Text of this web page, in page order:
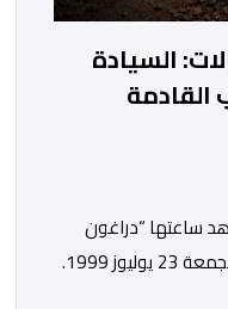
السيادة
القادمة
ساعتها “دراغون
بول” أم “داي الشجاع” مساء يوم الجمعة 23 يوليوز 1999.